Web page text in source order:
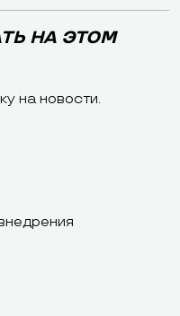
НА ЭТОМ
на новости.